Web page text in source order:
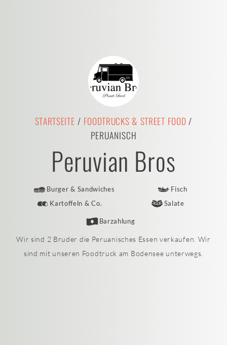
STARTSEITE / FOODTRUCKS & STREET FOOD/
PERUANISCH
Peruvian Bros
Burger & Sandwiches
Fisch
Kartoffeln & Co.
Salate
Barzahlung
Wir sind 2 Bruder die Peruanisches Essen verkaufen. Wir
sind mit unseren Foodtruck am Bodensee unterwegs.